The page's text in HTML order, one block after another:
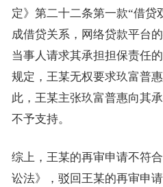
定》第二十二条第一款“借贷
成借贷关系，网络贷款平台
当事人请求其承担担保责任
规定，王某无权要求玖富普
此，王某主张玖富普惠向其
不予支持。
综上，王某的再审申请不符
讼法》，驳回王某的再审申